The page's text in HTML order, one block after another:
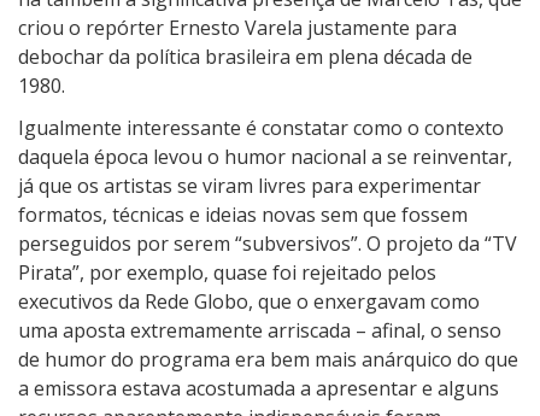
criou o repórter Ernesto Varela justamente para
debochar da política brasileira em plena década de
1980.
Igualmente interessante é constatar como o contexto
daquela época levou o humor nacional a se reinventar,
já que os artistas se viram livres para experimentar
formatos, técnicas e ideias novas sem que fossem
perseguidos por serem “subversivos”. O projeto da “TV
Pirata”, por exemplo, quase foi rejeitado pelos
executivos da Rede Globo, que o enxergavam como
uma aposta extremamente arriscada – afinal, o senso
de humor do programa era bem mais anárquico do que
a emissora estava acostumada a apresentar e alguns